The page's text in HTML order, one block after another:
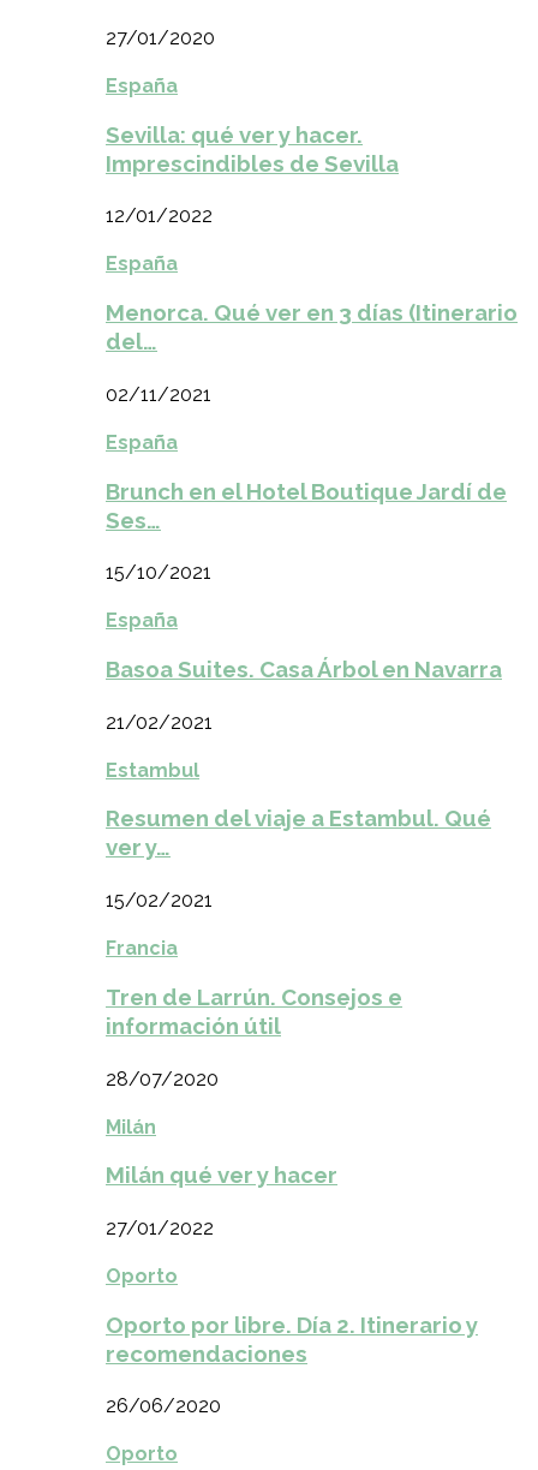
27/01/2020
España
Sevilla: qué ver y hacer.
Imprescindibles de Sevilla
12/01/2022
España
Menorca. Qué ver en 3 días (Itinerario
del…
02/11/2021
España
Brunch en el Hotel Boutique Jardí de
Ses…
15/10/2021
España
Basoa Suites. Casa Árbol en Navarra
21/02/2021
Estambul
Resumen del viaje a Estambul. Qué
ver y…
15/02/2021
Francia
Tren de Larrún. Consejos e
información útil
28/07/2020
Milán
Milán qué ver y hacer
27/01/2022
Oporto
Oporto por libre. Día 2. Itinerario y
recomendaciones
26/06/2020
Oporto